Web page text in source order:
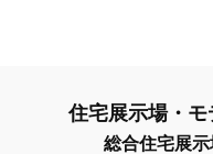
住宅展示場・モ
総合住宅展